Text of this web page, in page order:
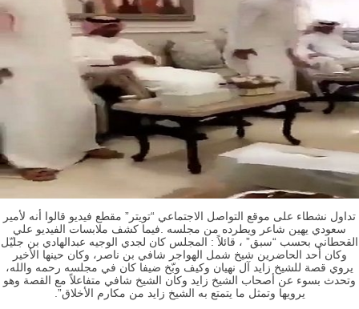
تداول نشطاء على موقع التواصل الاجتماعي “تويتر” مقطع فيديو قالوا أنه لأمير
سعودي يهين شاعر ويطرده من مجلسه .فيما كشف ملابسات الفيديو علي
القحطاني بحسب “سبق” ، قائلاً : المجلس كان لجدي الوجيه عبدالهادي بن جليّل
وكان أحد الحاضرين شيخ شمل الهواجر شافي بن ناصر، وكان حينها الأخير
يروي قصة للشيخ زايد آل نهيان وكيف وبّخ ضيفا كان في مجلسه رحمه والله،
وتحدث بسوء عن أصحاب الشيخ زايد وكان الشيخ شافي متفاعلاً مع القصة وهو
يرويها وتمثل ما يتمتع به الشيخ زايد من مكارم الأخلاق”.